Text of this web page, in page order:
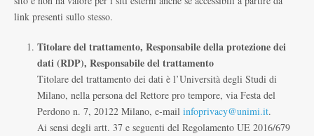
link presenti sullo stesso.
Titolare del trattamento, Responsabile della protezione dei
dati (RDP), Responsabile del trattamento
Titolare del trattamento dei dati è l’Università degli Studi di
Milano, nella persona del Rettore pro tempore, via Festa del
Perdono n. 7, 20122 Milano, e-mail infoprivacy@unimi.it.
Ai sensi degli artt. 37 e seguenti del Regolamento UE 2016/679